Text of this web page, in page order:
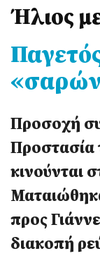
Ήλιος
Προσοχή
Προστασία
κινούνται
προς
διακοπή